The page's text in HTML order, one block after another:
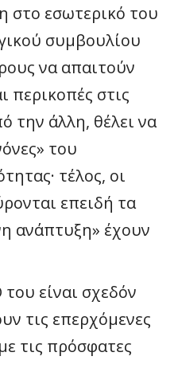
στο εσωτερικό του
συμβουλίου
να απαιτούν
περικοπές στις
την άλλη, θέλει να
του
τέλος, οι
επειδή τα
ανάπτυξη» έχουν
του είναι σχεδόν
τις επερχόμενες
τις πρόσφατες